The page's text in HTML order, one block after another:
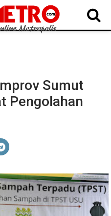
TAPUT BATUBARA DELISERDANG
Sumut
Pengolahan